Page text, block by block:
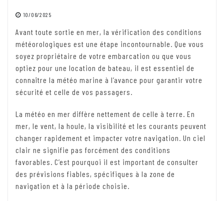
10/06/2025
Avant toute sortie en mer, la vérification des conditions
météorologiques est une étape incontournable. Que vous
soyez propriétaire de votre embarcation ou que vous
optiez pour une location de bateau, il est essentiel de
connaître la météo marine à l’avance pour garantir votre
sécurité et celle de vos passagers.
La météo en mer diffère nettement de celle à terre. En
mer, le vent, la houle, la visibilité et les courants peuvent
changer rapidement et impacter votre navigation. Un ciel
clair ne signifie pas forcément des conditions
favorables. C’est pourquoi il est important de consulter
des prévisions fiables, spécifiques à la zone de
navigation et à la période choisie.